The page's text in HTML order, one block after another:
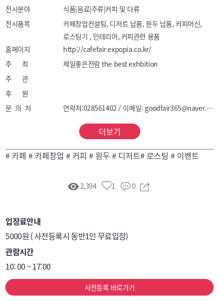
전시분야
식품|음료|주류|커피 및 다류
전시품목
카페창업컨설팅, 디저트 납품, 원두 납품, 커피머신,
로스팅기 , 인테리어, 커피관련 용품
홈페이지
http://cafefair.expopia.co.kr/
주 최
제일좋은전람 the best exhbition
주 관
후 원
문 의 처
연락처:028561402 / 이메일: goodfair365@naver.com
더보기
# 카페 # 카페창업 # 커피 # 원두 # 디저트# 로스팅 # 이벤트
2,394 1 0
입장료안내
5000원 ( 사전등록시 동반1인 무료입장)
관람시간
10: 00 ~ 17:00
사전등록 바로가기